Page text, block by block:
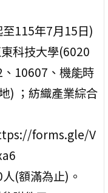
115年7月15日)
科技大學(6020
10607、機能時
) ；紡織產業綜合
forms.gle/V
(額滿為止)。